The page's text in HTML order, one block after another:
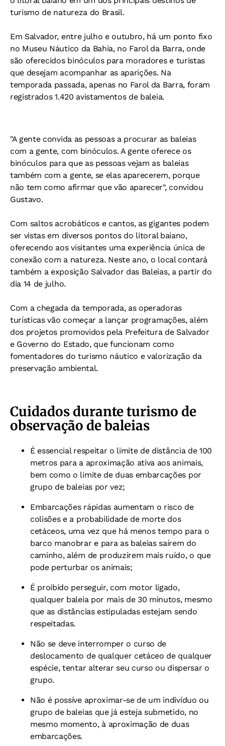
turismo de natureza do Brasil.
Em Salvador, entre julho e outubro, há um ponto fixo
no Museu Náutico da Bahia, no Farol da Barra, onde
são oferecidos binóculos para moradores e turistas
que desejam acompanhar as aparições. Na
temporada passada, apenas no Farol da Barra, foram
registrados 1.420 avistamentos de baleia.
"A gente convida as pessoas a procurar as baleias
com a gente, com binóculos. A gente oferece os
binóculos para que as pessoas vejam as baleias
também com a gente, se elas aparecerem, porque
não tem como afirmar que vão aparecer", convidou
Gustavo.
Com saltos acrobáticos e cantos, as gigantes podem
ser vistas em diversos pontos do litoral baiano,
oferecendo aos visitantes uma experiência única de
conexão com a natureza. Neste ano, o local contará
também a exposição Salvador das Baleias, a partir do
dia 14 de julho.
Com a chegada da temporada, as operadoras
turísticas vão começar a lançar programações, além
dos projetos promovidos pela Prefeitura de Salvador
e Governo do Estado, que funcionam como
fomentadores do turismo náutico e valorização da
preservação ambiental.
Cuidados durante turismo de
observação de baleias
É essencial respeitar o limite de distância de 100
metros para a aproximação ativa aos animais,
bem como o limite de duas embarcações por
grupo de baleias por vez;
Embarcações rápidas aumentam o risco de
colisões e a probabilidade de morte dos
cetáceos, uma vez que há menos tempo para o
barco manobrar e para as baleias saírem do
caminho, além de produzirem mais ruído, o que
pode perturbar os animais;
É proibido perseguir, com motor ligado,
qualquer baleia por mais de 30 minutos, mesmo
que as distâncias estipuladas estejam sendo
respeitadas.
Não se deve interromper o curso de
deslocamento de qualquer cetáceo de qualquer
espécie, tentar alterar seu curso ou dispersar o
grupo.
Não é possíve aproximar-se de um indivíduo ou
grupo de baleias que já esteja submetido, no
mesmo momento, à aproximação de duas
embarcações.